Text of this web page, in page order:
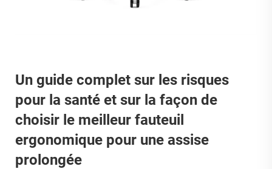
Un guide complet sur les risques
pour la santé et sur la façon de
choisir le meilleur fauteuil
ergonomique pour une assise
prolongée